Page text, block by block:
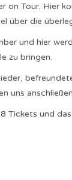
on Tour. Hier
über die
und hier
zu bringen.
uns
Tickets und